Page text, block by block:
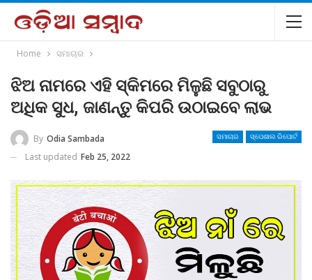
Home ସମାଚାର
ଝିଅ ନାମରେ ଏହି ସ୍କିମରେ ମିଳୁଛି ସବୁଠାରୁ
ଅଧିକ ସୁଧ, ଜାଣନ୍ତୁ କିପରି ଉଠାଇବେ ଲାଭ
ସମାଚାର ସ୍ପେଶାଲ ରିପୋର୍ଟ
By Odia Sambada
Last updated Feb 25, 2022